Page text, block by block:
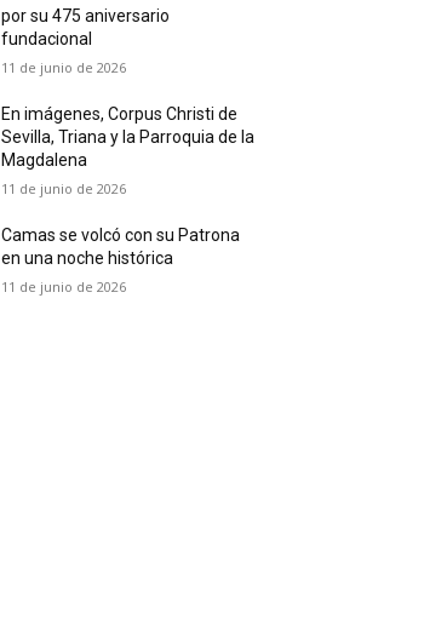
por su 475 aniversario
fundacional
11 de junio de 2026
En imágenes, Corpus Christi de
Sevilla, Triana y la Parroquia de la
Magdalena
11 de junio de 2026
Camas se volcó con su Patrona
en una noche histórica
11 de junio de 2026